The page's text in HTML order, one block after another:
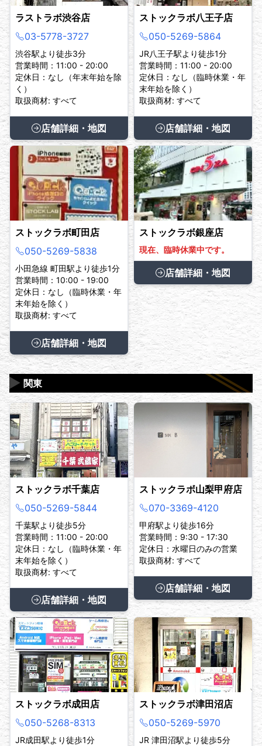
ラストラボ渋谷店
03-5778-3727
渋谷駅より徒歩3分
営業時間：11:00 - 20:00
定休日：なし（年末年始を除
く）
取扱商材: すべて
店舗詳細・地図
ストックラボ八王子店
050-5269-5864
JR八王子駅より徒歩1分
営業時間：11:00 - 20:00
定休日：なし（臨時休業・年
末年始を除く）
取扱商材: すべて
店舗詳細・地図
ストックラボ町田店
050-5269-5838
小田急線 町田駅より徒歩1分
営業時間：10:00 - 19:00
定休日：なし（臨時休業・年
末年始を除く）
取扱商材: すべて
店舗詳細・地図
ストックラボ銀座店
現在、臨時休業中です。
店舗詳細・地図
関東
▶
ストックラボ千葉店
050-5269-5844
千葉駅より徒歩5分
営業時間：11:00 - 20:00
定休日：なし（臨時休業・年
末年始を除く）
取扱商材: すべて
店舗詳細・地図
ストックラボ山梨甲府店
070-3369-4120
甲府駅より徒歩16分
営業時間：9:30 - 17:30
定休日：水曜日のみの営業
取扱商材: すべて
店舗詳細・地図
ストックラボ成田店
050-5268-8313
JR成田駅より徒歩1分
ストックラボ津田沼店
050-5269-5970
JR 津田沼駅より徒歩5分